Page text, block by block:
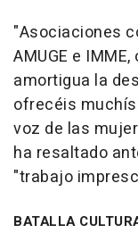
"Asociaciones
AMUGE e
amortigua la
ofrecéis
voz de las
ha resaltado
"trabajo
BATALLA